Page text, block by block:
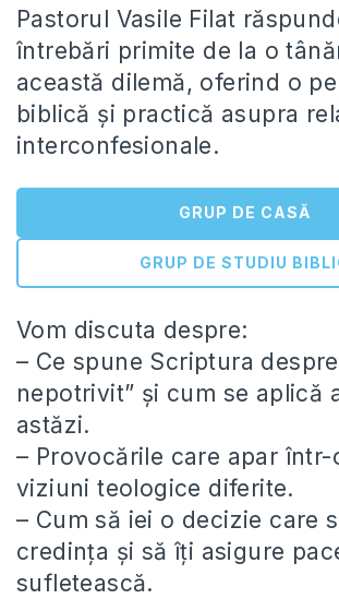
Pastorul Vasile Filat
întrebări primite de la o
această dilemă, oferind o
biblică și practică asupra
interconfesionale.
GRUP DE CASĂ
GRUP DE STUDIU
Vom discuta despre:
– Ce spune Scriptura
nepotrivit” și cum se aplică
astăzi.
– Provocările care apar
viziuni teologice diferite.
– Cum să iei o decizie care
credința și să îți asigure
sufletească.